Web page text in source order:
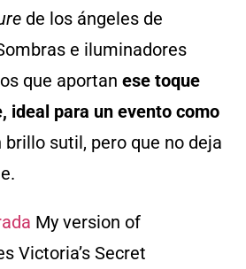
de los ángeles de
e iluminadores
que aportan ese toque
ideal para un evento como
brillo sutil, pero que no deja
My version of
Victoria’s Secret